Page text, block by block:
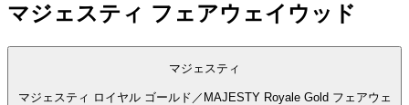
マジェスティ フェアウェイウッド
マジェスティ
マジェスティ ロイヤル ゴールド／MAJESTY Royale Gold フェアウェ